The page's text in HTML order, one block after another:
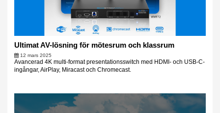
Ultimat AV-lösning för mötesrum och klassrum
12 mars 2025
Avancerad 4K multi-format presentationsswitch med HDMI- och USB-C-
ingångar, AirPlay, Miracast och Chromecast.